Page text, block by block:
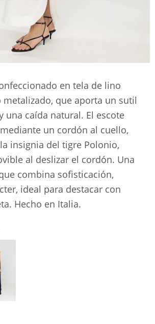
en tela de lino
que aporta un sutil
una caída natural. El escote
un cordón al cuello,
insignia del tigre Polonio,
al deslizar el cordón. Una
combina sofisticación,
ideal para destacar con
Hecho en Italia.